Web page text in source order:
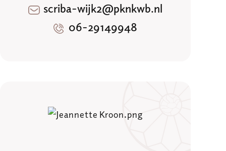
scriba-wijk2@pknkwb.nl
06-29149948